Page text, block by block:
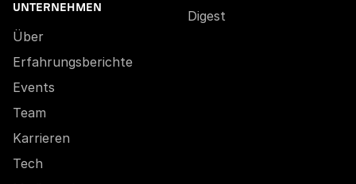
UNTERNEHMEN
Über
Erfahrungsberichte
Events
Team
Karrieren
Tech
Digest